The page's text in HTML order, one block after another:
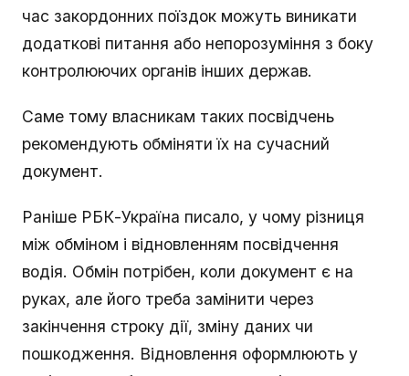
час закордонних поїздок можуть виникати
додаткові питання або непорозуміння з боку
контролюючих органів інших держав.
Саме тому власникам таких посвідчень
рекомендують обміняти їх на сучасний
документ.
Раніше РБК-Україна писало, у чому різниця
між обміном і відновленням посвідчення
водія. Обмін потрібен, коли документ є на
руках, але його треба замінити через
закінчення строку дії, зміну даних чи
пошкодження. Відновлення оформлюють у